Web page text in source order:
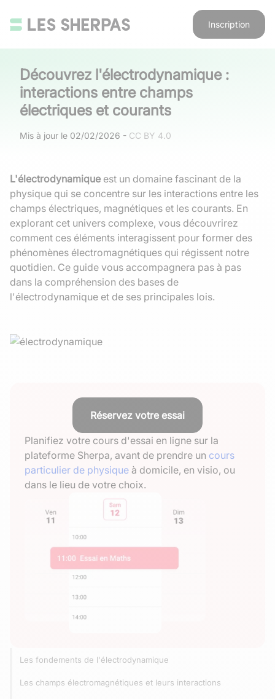
Inscription
Découvrez l'électrodynamique :
interactions entre champs
électriques et courants
Mis à jour le 02/02/2026 - CC BY 4.0
L'électrodynamique est un domaine fascinant de la
physique qui se concentre sur les interactions entre les
champs électriques, magnétiques et les courants. En
explorant cet univers complexe, vous découvrirez
comment ces éléments interagissent pour former des
phénomènes électromagnétiques qui régissent notre
quotidien. Ce guide vous accompagnera pas à pas
dans la compréhension des bases de
l'électrodynamique et de ses principales lois.
Réservez votre essai
Planifiez votre cours d'essai en ligne sur la
plateforme Sherpa, avant de prendre un cours
particulier de physique à domicile, en visio, ou
dans le lieu de votre choix.
Les fondements de l'électrodynamique
Les champs électromagnétiques et leurs interactions